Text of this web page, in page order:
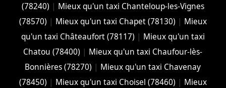
(78240) | Mieux qu'un taxi Chanteloup-les-Vignes
(78570) | Mieux qu'un taxi Chapet (78130) | Mieux
qu'un taxi Châteaufort (78117) | Mieux qu'un taxi
Chatou (78400) | Mieux qu'un taxi Chaufour-lès-
Bonnières (78270) | Mieux qu'un taxi Chavenay
(78450) | Mieux qu'un taxi Choisel (78460) | Mieux